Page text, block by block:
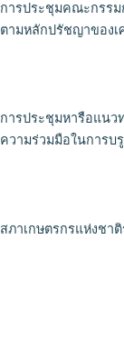
การประชุมคณะกรรม
ตามหลักปรัชญาของเ
การประชุมหารือแนว
ความร่วมมือในการบ
สภาเกษตรกรแห่งชา